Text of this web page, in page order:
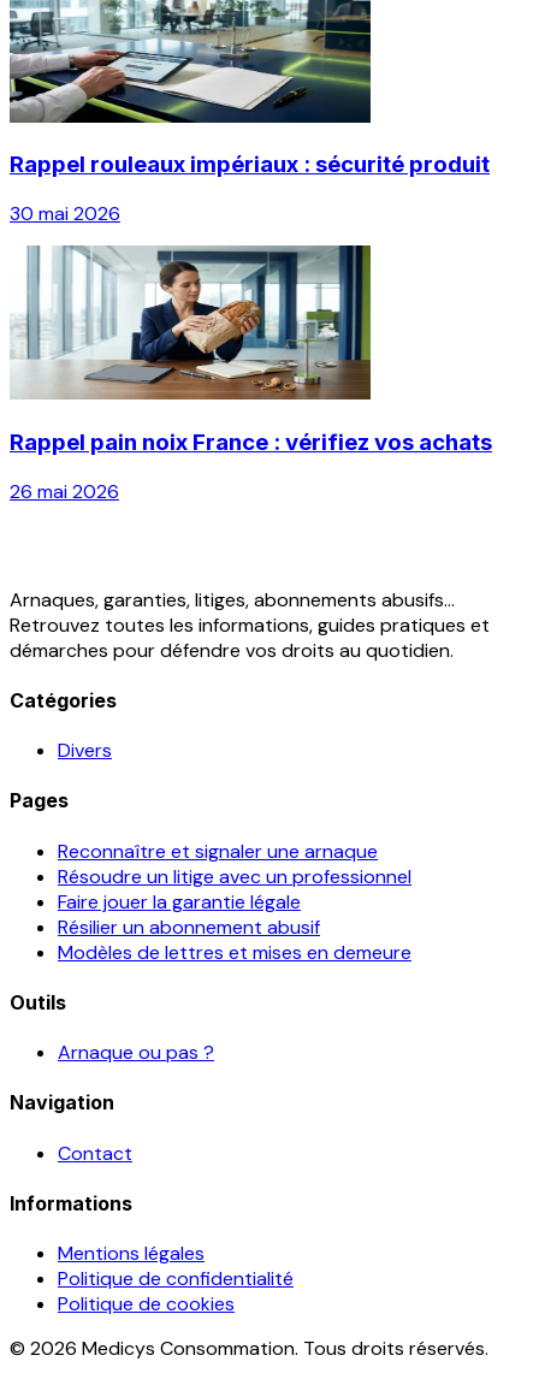
Rappel rouleaux impériaux : sécurité produit
30 mai 2026
Rappel pain noix France : vérifiez vos achats
26 mai 2026
Arnaques, garanties, litiges, abonnements abusifs...
Retrouvez toutes les informations, guides pratiques et
démarches pour défendre vos droits au quotidien.
Catégories
Divers
Pages
Reconnaître et signaler une arnaque
Résoudre un litige avec un professionnel
Faire jouer la garantie légale
Résilier un abonnement abusif
Modèles de lettres et mises en demeure
Outils
Arnaque ou pas ?
Navigation
Contact
Informations
Mentions légales
Politique de confidentialité
Politique de cookies
© 2026 Medicys Consommation. Tous droits réservés.